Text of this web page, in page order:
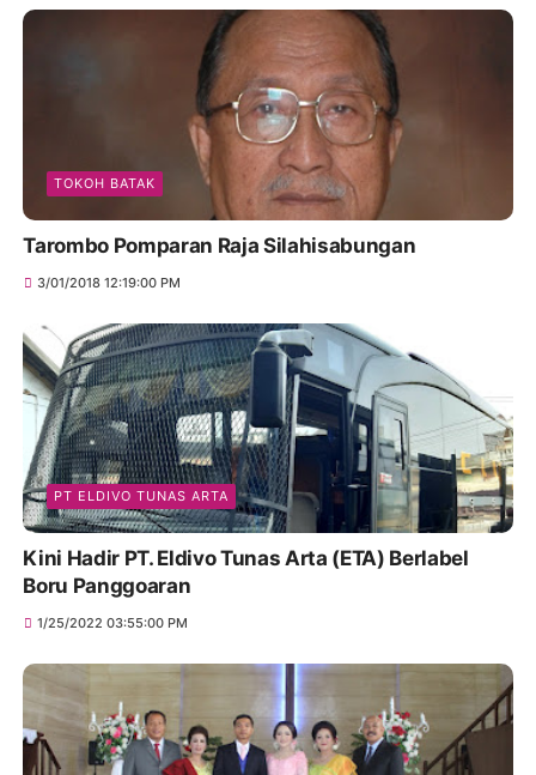
TOKOH BATAK
Tarombo Pomparan Raja Silahisabungan
3/01/2018 12:19:00 PM
PT ELDIVO TUNAS ARTA
Kini Hadir PT. Eldivo Tunas Arta (ETA) Berlabel
Boru Panggoaran
1/25/2022 03:55:00 PM